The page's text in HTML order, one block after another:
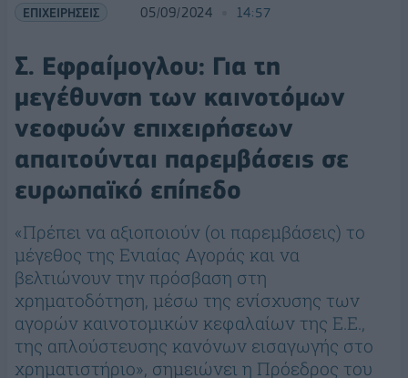
ΕΠΙΧΕΙΡΗΣΕΙΣ 05/09/2024 14:57
Σ. Εφραίμογλου: Για τη
μεγέθυνση των καινοτόμων
νεοφυών επιχειρήσεων
απαιτούνται παρεμβάσεις σε
ευρωπαϊκό επίπεδο
«Πρέπει να αξιοποιούν (οι παρεμβάσεις) το
μέγεθος της Ενιαίας Αγοράς και να
βελτιώνουν την πρόσβαση στη
χρηματοδότηση, μέσω της ενίσχυσης των
αγορών καινοτομικών κεφαλαίων της Ε.Ε.,
της απλούστευσης κανόνων εισαγωγής στο
χρηματιστήριο», σημειώνει η Πρόεδρος του